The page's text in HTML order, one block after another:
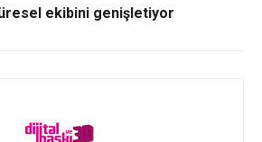
ekibini genişletiyor